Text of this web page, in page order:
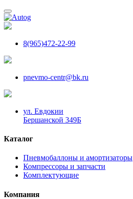
8(965)472-22-99
pnevmo-centr@bk.ru
ул. Евдокии
Бершанской 349Б
Каталог
Пневмобаллоны и амортизаторы
Компрессоры и запчасти
Комплектующие
Компания